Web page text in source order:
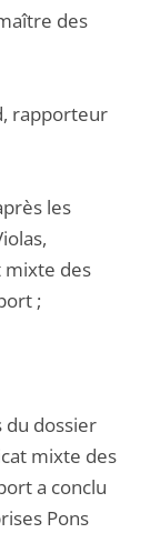
des
rapporteur
les
mixte des
;
du dossier
mixte des
a conclu
Pons